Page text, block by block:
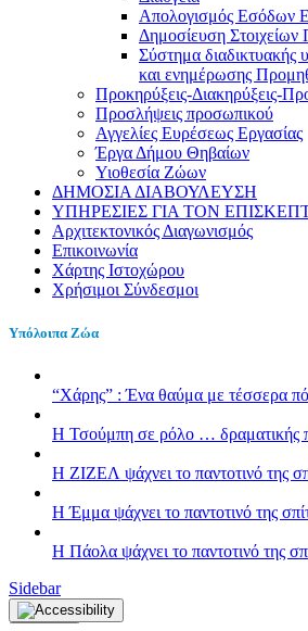
Απολογισμός Εσόδων
Δημοσίευση
Σύστημα διαδικτυακής
και ενημέρωσης
Προκηρύξεις-Διακηρύξεις-
Προσλήψεις προσωπικού
Αγγελίες Ευρέσεως Εργασίας
Έργα Δήμου Θηβαίων
Υιοθεσία Ζώων
ΔΗΜΟΣΙΑ ΔΙΑΒΟΥΛΕΥΣΗ
ΥΠΗΡΕΣΙΕΣ ΓΙΑ ΤΟΝ
Αρχιτεκτονικός Διαγωνισμός
Επικοινωνία
Χάρτης Ιστοχώρου
Χρήσιμοι Σύνδεσμοι
Υπόλοιπα Ζώα
“Χάρης” : Ένα θαύμα με τέσσερα
H Τσούμπη σε ρόλο … δραματικής
Η ΖΙΖΕΛ ψάχνει το παντοτινό της
H Έμμα ψάχνει το παντοτινό της
Η Πάολα ψάχνει το παντοτινό της
Sidebar